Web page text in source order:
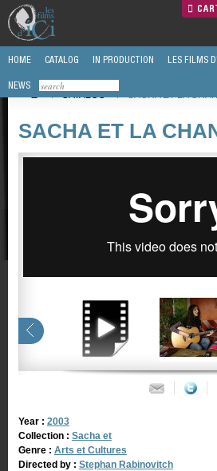
HOME CATALOG IN PRODUCTION LES FILMS
NEWS
/
CATALOG / SACHA ET LA
SACHA ET LA
Year : 2003
Collection : Sacha et
Genre : Arts et Cultures
Directed by : Stephan Rabinovitch